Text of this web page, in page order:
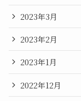
2023年3月
2023年2月
2023年1月
2022年12月